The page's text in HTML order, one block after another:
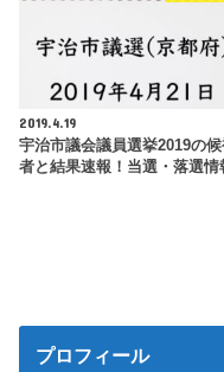
2019.4.19
宇治市議会議員選挙2019の
者と結果速報！当選・落選情
プロフィール